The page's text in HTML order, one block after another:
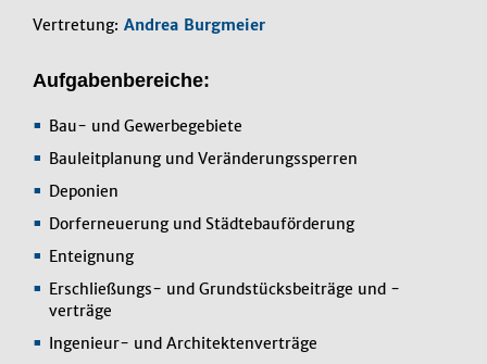
Vertretung: Andrea Burgmeier
Aufgabenbereiche:
Bau- und Gewerbegebiete
Bauleitplanung und Veränderungssperren
Deponien
Dorferneuerung und Städtebauförderung
Enteignung
Erschließungs- und Grundstücksbeiträge und -
verträge
Ingenieur- und Architektenverträge